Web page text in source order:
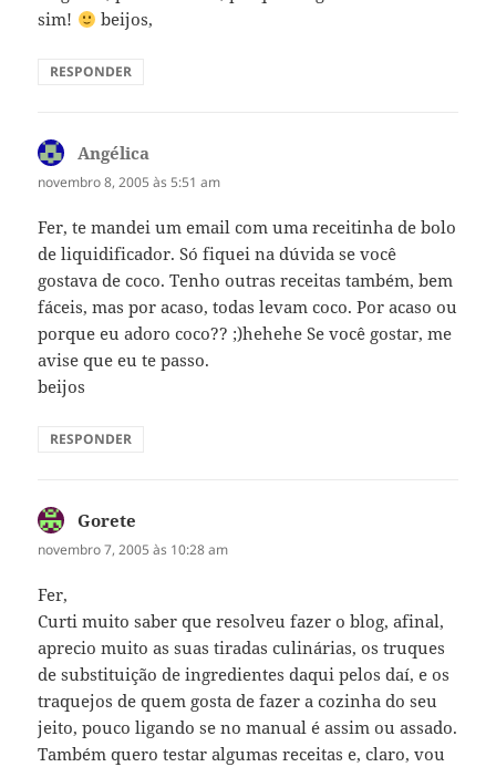
sim!
beijos,
RESPONDER
Angélica
novembro 8, 2005 às 5:51 am
Fer, te mandei um email com uma receitinha de bolo
de liquidificador. Só fiquei na dúvida se você
gostava de coco. Tenho outras receitas também, bem
fáceis, mas por acaso, todas levam coco. Por acaso ou
porque eu adoro coco?? ;)hehehe Se você gostar, me
avise que eu te passo.
beijos
RESPONDER
Gorete
novembro 7, 2005 às 10:28 am
Fer,
Curti muito saber que resolveu fazer o blog, afinal,
aprecio muito as suas tiradas culinárias, os truques
de substituição de ingredientes daqui pelos daí, e os
traquejos de quem gosta de fazer a cozinha do seu
jeito, pouco ligando se no manual é assim ou assado.
Também quero testar algumas receitas e, claro, vou